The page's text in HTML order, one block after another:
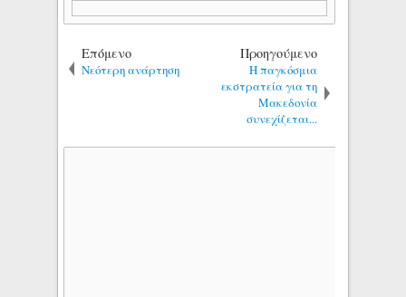
Επόμενο
Νεότερη ανάρτηση
Προηγούμενο
Η παγκόσμια
εκστρατεία για τη
Μακεδονία
συνεχίζεται...